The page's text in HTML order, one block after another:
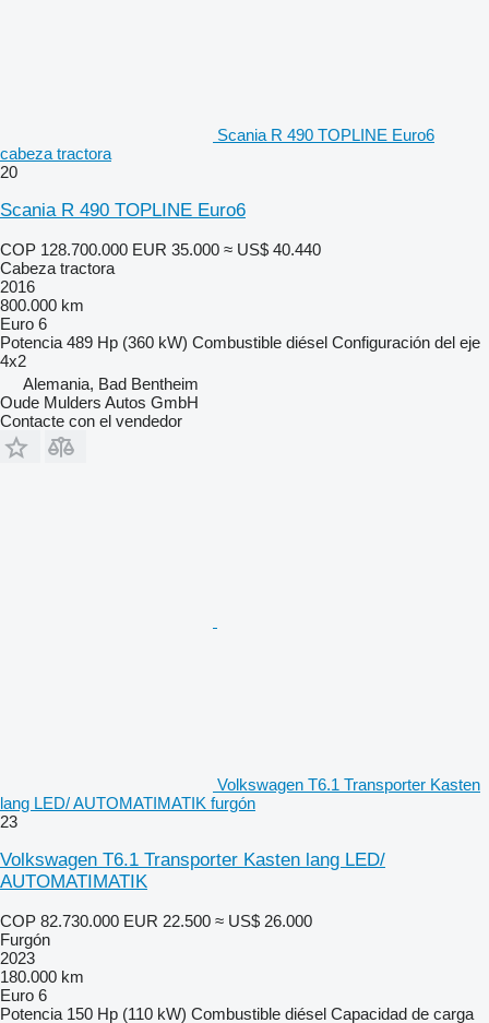
Scania R 490 TOPLINE Euro6
cabeza tractora
20
Scania R 490 TOPLINE Euro6
COP 128.700.000 EUR 35.000 ≈ US$ 40.440
Cabeza tractora
2016
800.000 km
Euro 6
Potencia 489 Hp (360 kW) Combustible diésel Configuración del eje
4x2
Alemania, Bad Bentheim
Oude Mulders Autos GmbH
Contacte con el vendedor
Volkswagen T6.1 Transporter Kasten
lang LED/ AUTOMATIMATIK furgón
23
Volkswagen T6.1 Transporter Kasten lang LED/
AUTOMATIMATIK
COP 82.730.000 EUR 22.500 ≈ US$ 26.000
Furgón
2023
180.000 km
Euro 6
Potencia 150 Hp (110 kW) Combustible diésel Capacidad de carga